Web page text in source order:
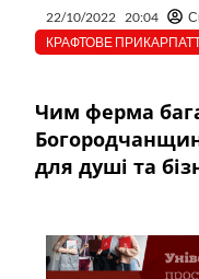
22/10/2022 20:04
КРАФТОВЕ
Чим ферма
для душі та